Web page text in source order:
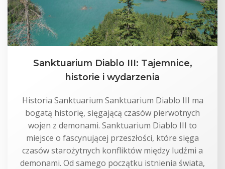
Sanktuarium Diablo III: Tajemnice,
historie i wydarzenia
Historia Sanktuarium Sanktuarium Diablo III ma
bogatą historię, sięgającą czasów pierwotnych
wojen z demonami. Sanktuarium Diablo III to
miejsce o fascynującej przeszłości, które sięga
czasów starożytnych konfliktów między ludźmi a
demonami. Od samego początku istnienia świata,